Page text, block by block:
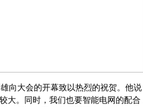
向大会的开幕致以热烈的祝贺。他说
。同时，我们也要智能电网的配